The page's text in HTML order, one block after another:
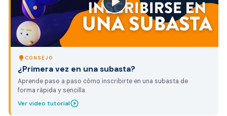
lightbulb CONSEJO
¿Primera vez en una subasta?
Aprende paso a paso cómo inscribirte en una subasta de
forma rápida y sencilla.
Ver video tutorialplay_circle_outline